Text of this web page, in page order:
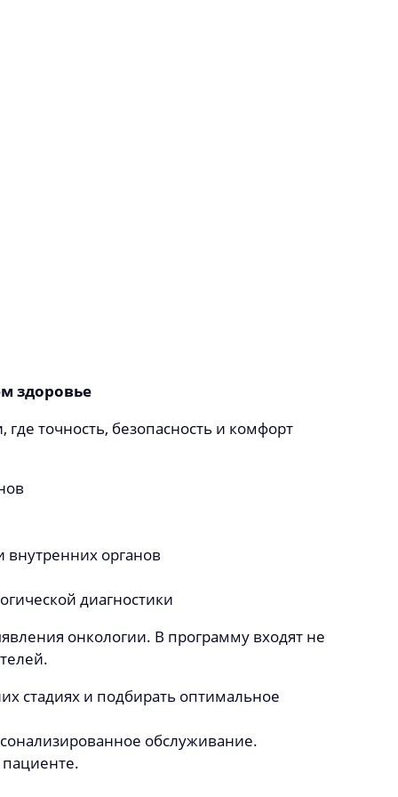
здоровье
точность, безопасность и комфорт
внутренних органов
диагностики
онкологии. В программу входят не
стадиях и подбирать оптимальное
обслуживание.